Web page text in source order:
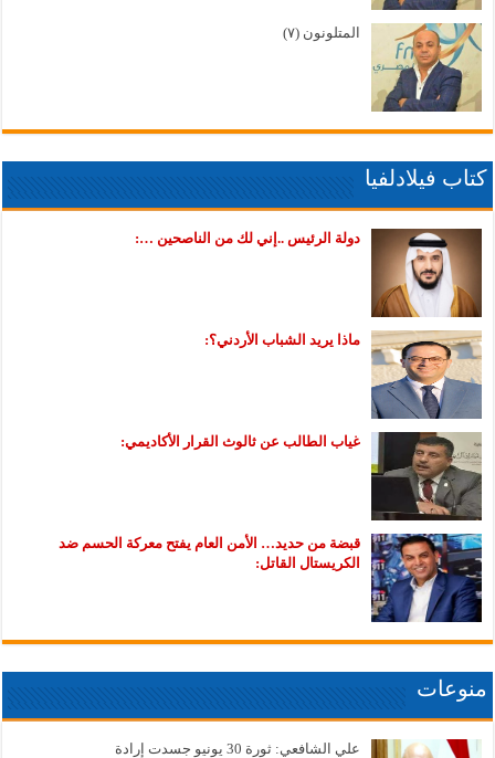
المتلونون (٧)
كتاب فيلادلفيا
دولة الرئيس ..إني لك من الناصحين …:
ماذا يريد الشباب الأردني؟:
غياب الطالب عن ثالوث القرار الأكاديمي:
قبضة من حديد… الأمن العام يفتح معركة الحسم ضد
الكريستال القاتل:
منوعات
علي الشافعي: ثورة 30 يونيو جسدت إرادة